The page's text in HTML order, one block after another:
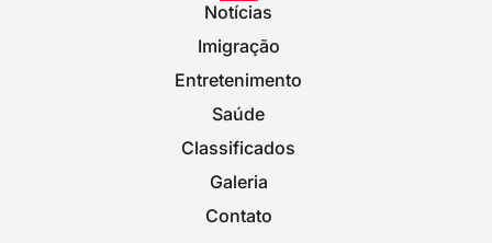
Notícias
Imigração
Entretenimento
Saúde
Classificados
Galeria
Contato